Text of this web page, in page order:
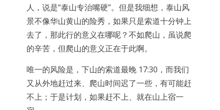
人，说是“泰山专治嘴硬”。但是我细想，泰山风
景不像华山黄山的险秀，如果只是索道十分钟上
去了，那此行的意义在哪呢？不如爬山，虽说爬
的辛苦，但爬山的意义正在于此啊。
唯一的风险是，下山的索道最晚 17:30，而我们
又从外地赶过来、爬山时间迟了一些，有可能赶
不上；于是计划，如果赶不上、就在山上宿一